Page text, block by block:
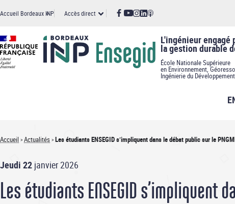
au
principal
Accueil Bordeaux INPAccès
direct
Accès direct
L'ingénieur engagé
la gestion durable
École Nationale Supérieure
en Environnement,
Ingénierie du
d'Ariane
Accueil Actualités Les étudiants ENSEGID s’impliquent dans le débat public sur le
Jeudi 22 janvier 2026
Les étudiants ENSEGID s’impliquent